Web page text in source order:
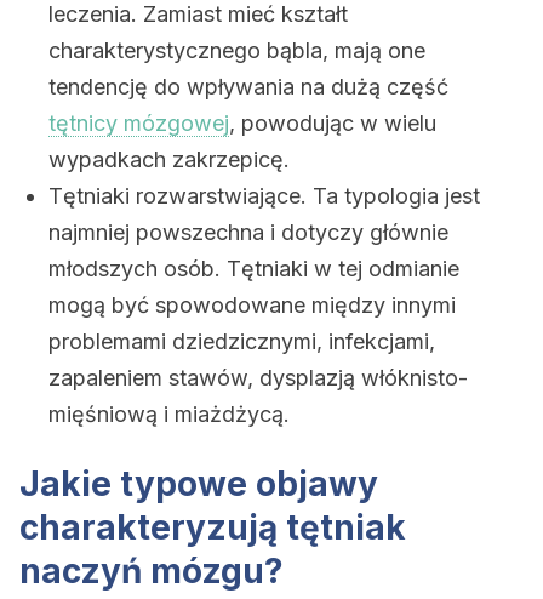
leczenia. Zamiast mieć kształt
charakterystycznego bąbla, mają one
tendencję do wpływania na dużą część
tętnicy mózgowej, powodując w wielu
wypadkach zakrzepicę.
Tętniaki rozwarstwiające. Ta typologia jest
najmniej powszechna i dotyczy głównie
młodszych osób. Tętniaki w tej odmianie
mogą być spowodowane między innymi
problemami dziedzicznymi, infekcjami,
zapaleniem stawów, dysplazją włóknisto-
mięśniową i miażdżycą.
Jakie typowe objawy
charakteryzują tętniak
naczyń mózgu?